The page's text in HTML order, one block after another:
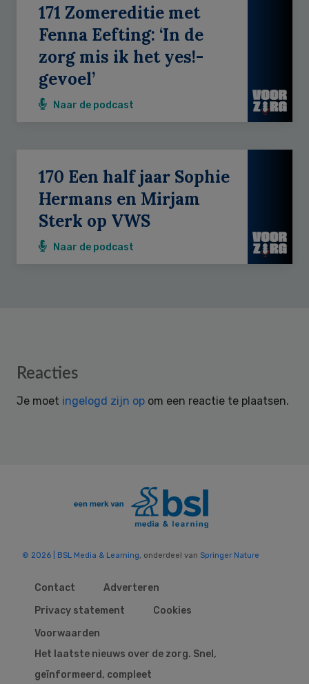
171 Zomereditie met
Fenna Eefting: ‘In de
zorg mis ik het yes!-
gevoel’
Naar de podcast
170 Een half jaar Sophie
Hermans en Mirjam
Sterk op VWS
Naar de podcast
Reader
Reacties
Je moet ingelogd zijn op om een reactie te plaatsen.
© 2026 | BSL Media & Learning, onderdeel van Springer Nature
Contact
Adverteren
Privacy statement
Cookies
Voorwaarden
Het laatste nieuws over de zorg. Snel,
geïnformeerd, compleet